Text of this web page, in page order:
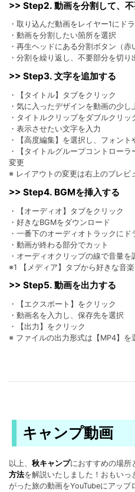
>> Step2. 動画を分割して、
・取り込んだ動画をレイヤー1にド
・動画を分割したい箇所を選択
・再生ヘッドにある分割ボタン（
・分割を繰り返し、不要部分を切り
>> Step3. 文字を追加する
・【タイトル】タブをクリック
・気に入ったデザインを動画の少
・タイトルクリップをダブルクリッ
・表示させたい文字を入力
・【高度編集】を選択し、フォント
・【タイトルグループコントロー
変更
※ レイアウトの変更は右上のプレビ
>> Step4. BGMを挿入する
・【オーディオ】タブをクリック
・好きなBGMをダウンロード
・一番下のオーディオトラックに
・動画が終わる部分でカット
・オーディオクリップの線で音量を
※1 【メディア】タブから好きな音
>> Step5. 動画を出力する
・【エクスポート】をクリック
・動画名を入力し、保存先を選択
・【出力】をクリック
※ ファイルの出力形式は【MP4】を
キャンプ動画
以上、 秋キャンプにおすすめの場所
方法を解説いたしました！おもい
がった旅の動画をYouTubeにアッ